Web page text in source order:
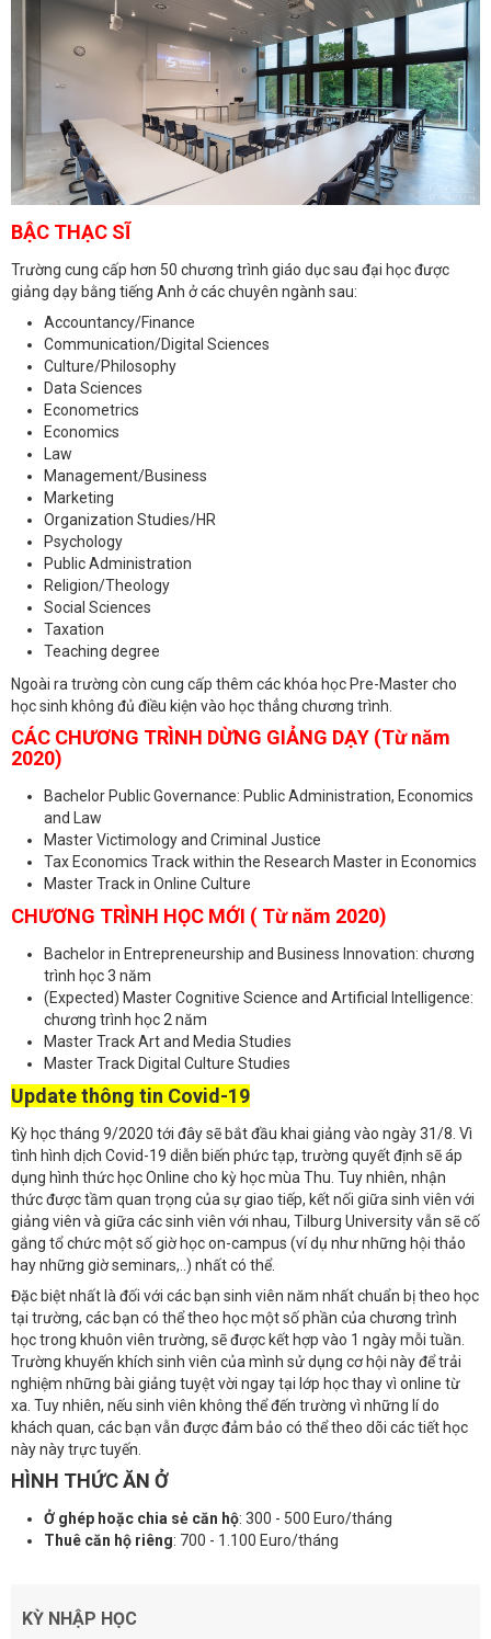
BẬC THẠC SĨ
Trường cung cấp hơn 50 chương trình giáo dục sau đại học được
giảng dạy bằng tiếng Anh ở các chuyên ngành sau:
Accountancy/Finance
Communication/Digital Sciences
Culture/Philosophy
Data Sciences
Econometrics
Economics
Law
Management/Business
Marketing
Organization Studies/HR
Psychology
Public Administration
Religion/Theology
Social Sciences
Taxation
Teaching degree
Ngoài ra trường còn cung cấp thêm các khóa học Pre-Master cho
học sinh không đủ điều kiện vào học thẳng chương trình.
CÁC CHƯƠNG TRÌNH DỪNG GIẢNG DẠY (Từ năm
2020)
Bachelor Public Governance: Public Administration, Economics
and Law
Master Victimology and Criminal Justice
Tax Economics Track within the Research Master in Economics
Master Track in Online Culture
CHƯƠNG TRÌNH HỌC MỚI ( Từ năm 2020)
Bachelor in Entrepreneurship and Business Innovation: chương
trình học 3 năm
(Expected) Master Cognitive Science and Artificial Intelligence:
chương trình học 2 năm
Master Track Art and Media Studies
Master Track Digital Culture Studies
Update thông tin Covid-19
Kỳ học tháng 9/2020 tới đây sẽ bắt đầu khai giảng vào ngày 31/8. Vì
tình hình dịch Covid-19 diễn biến phức tạp, trường quyết định sẽ áp
dụng hình thức học Online cho kỳ học mùa Thu. Tuy nhiên, nhận
thức được tầm quan trọng của sự giao tiếp, kết nối giữa sinh viên với
giảng viên và giữa các sinh viên với nhau, Tilburg University vẫn sẽ cố
gắng tổ chức một số giờ học on-campus (ví dụ như những hội thảo
hay những giờ seminars,..) nhất có thể.
Đặc biệt nhất là đối với các bạn sinh viên năm nhất chuẩn bị theo học
tại trường, các bạn có thể theo học một số phần của chương trình
học trong khuôn viên trường, sẽ được kết hợp vào 1 ngày mỗi tuần.
Trường khuyến khích sinh viên của mình sử dụng cơ hội này để trải
nghiệm những bài giảng tuyệt vời ngay tại lớp học thay vì online từ
xa. Tuy nhiên, nếu sinh viên không thể đến trường vì những lí do
khách quan, các bạn vẫn được đảm bảo có thể theo dõi các tiết học
này này trực tuyến.
HÌNH THỨC ĂN Ở
Ở ghép hoặc chia sẻ căn hộ: 300 - 500 Euro/tháng
Thuê căn hộ riêng: 700 - 1.100 Euro/tháng
KỲ NHẬP HỌC